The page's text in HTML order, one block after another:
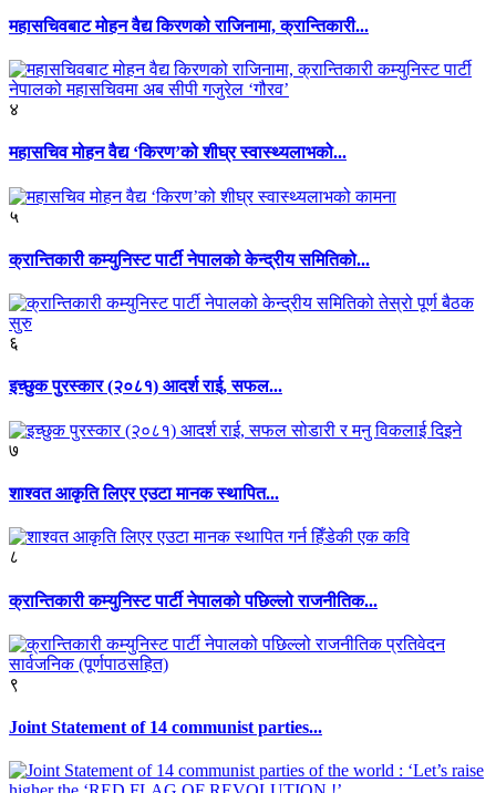
महासचिवबाट मोहन वैद्य किरणको राजिनामा, क्रान्तिकारी...
४
महासचिव मोहन वैद्य ‘किरण’को शीघ्र स्वास्थ्यलाभको...
५
क्रान्तिकारी कम्युनिस्ट पार्टी नेपालको केन्द्रीय समितिको...
६
इच्छुक पुरस्कार (२०८१) आदर्श राई, सफल...
७
शाश्वत आकृति लिएर एउटा मानक स्थापित...
८
क्रान्तिकारी कम्युनिस्ट पार्टी नेपालको पछिल्लो राजनीतिक...
९
Joint Statement of 14 communist parties...